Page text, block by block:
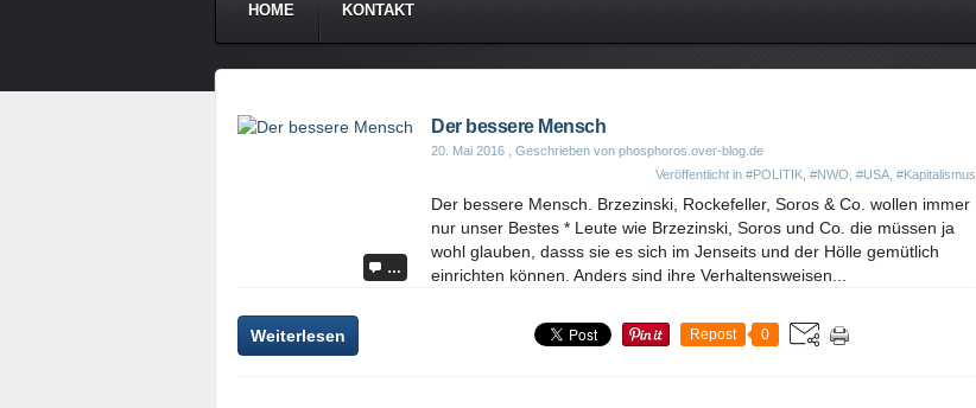
HOME KONTAKT
…
Der bessere Mensch
20. Mai 2016 , Geschrieben von phosphoros.over-blog.de
Veröffentlicht in #POLITIK #NWO #USA #Kapitalismus
Der bessere Mensch. Brzezinski, Rockefeller, Soros & Co. wollen immer
nur unser Bestes * Leute wie Brzezinski, Soros und Co. die müssen ja
wohl glauben, dasss sie es sich im Jenseits und der Hölle gemütlich
einrichten können. Anders sind ihre Verhaltensweisen...
Weiterlesen Repost 0